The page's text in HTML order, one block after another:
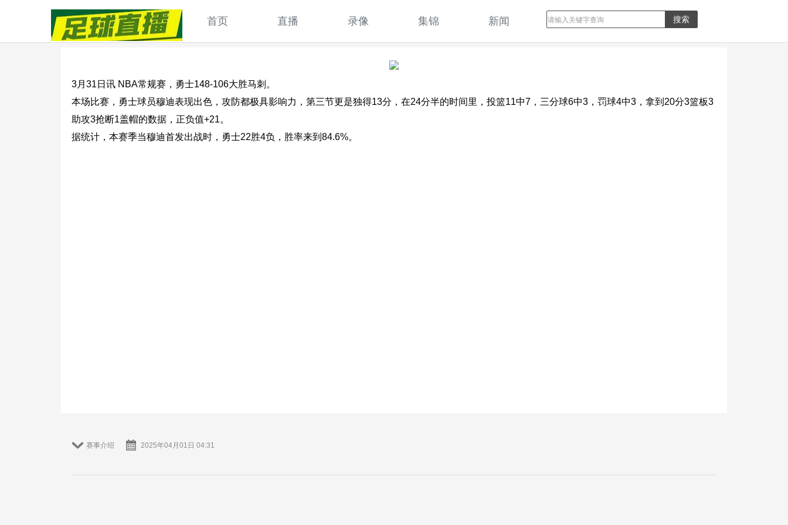
首页 直播 录像 集锦 新闻
3月31日讯 NBA常规赛，勇士148-106大胜马刺。
本场比赛，勇士球员穆迪表现出色，攻防都极具影响力，第三节更是独得13分，在24分半的时间里，投篮11中7，三分球6中3，罚球4中3，拿到20分3篮板3
助攻3抢断1盖帽的数据，正负值+21。
据统计，本赛季当穆迪首发出战时，勇士22胜4负，胜率来到84.6%。
赛事介绍 2025年04月01日 04:31